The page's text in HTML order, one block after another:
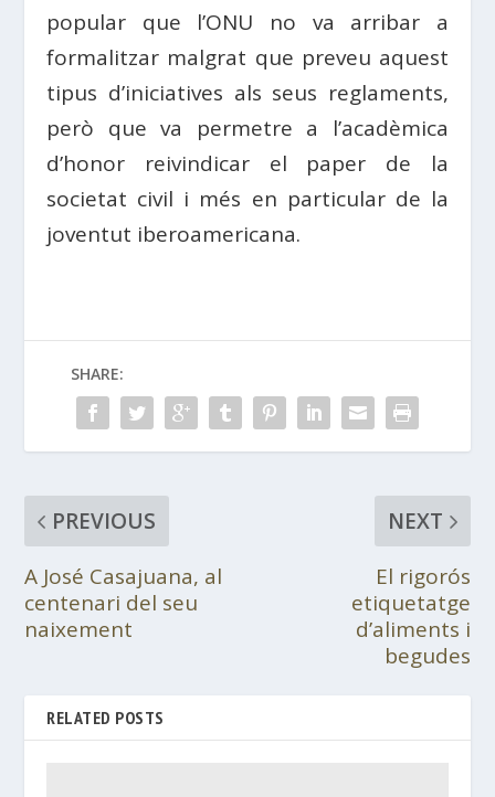
popular que l’ONU no va arribar a
formalitzar malgrat que preveu aquest
tipus d’iniciatives als seus reglaments,
però que va permetre a l’acadèmica
d’honor reivindicar el paper de la
societat civil i més en particular de la
joventut iberoamericana.
SHARE:
PREVIOUS
A José Casajuana, al
centenari del seu
naixement
NEXT
El rigorós
etiquetatge
d’aliments i
begudes
RELATED POSTS